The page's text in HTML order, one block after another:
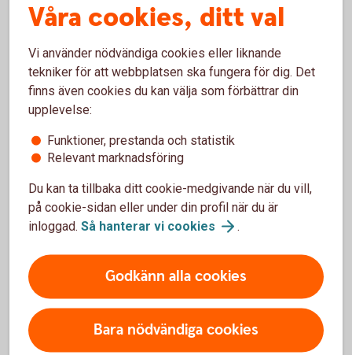
Vad är en teknikfond?
En teknikfond är en fond som placerar i bolag inom
tekniksektorn – till exempel inom IT, mjukvara, AI,
halvledare och digitala tjänster. Hos oss kan du handla
teknikfonder från Swedbank Robur, men även från andra
Fondtyper
Indexfonder och indexnära fonder
Räntefonder
Våra cookies, ditt val
Vi använder nödvändiga cookies eller liknande
tekniker för att webbplatsen ska fungera för dig. Det
finns även cookies du kan välja som förbättrar din
upplevelse:
Funktioner, prestanda och statistik
Relevant marknadsföring
Du kan ta tillbaka ditt cookie-medgivande när du vill,
på cookie-sidan eller under din profil när du är
inloggad. Så hanterar vi cookies .
Godkänn alla cookies
Bara nödvändiga cookies